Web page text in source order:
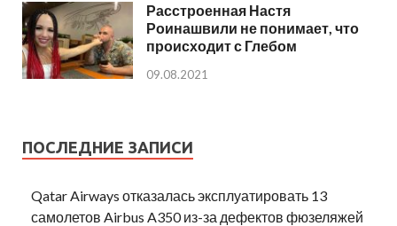
Расстроенная Настя
Роинашвили не понимает, что
происходит с Глебом
09.08.2021
ПОСЛЕДНИЕ ЗАПИСИ
Qatar Airways отказалась эксплуатировать 13
самолетов Airbus A350 из-за дефектов фюзеляжей